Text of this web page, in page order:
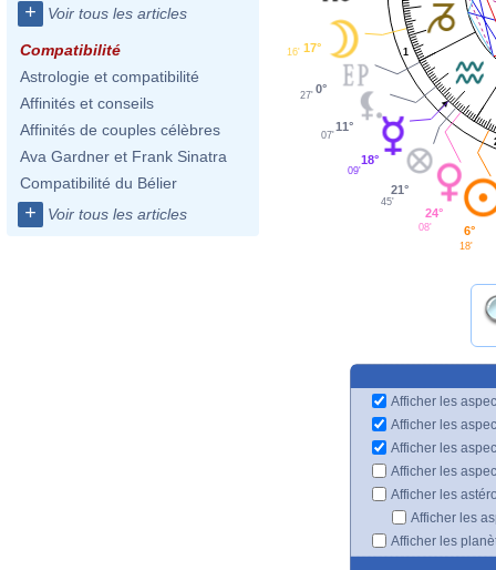
+ Voir tous les articles
Compatibilité
Astrologie et compatibilité
Affinités et conseils
Affinités de couples célèbres
Ava Gardner et Frank Sinatra
Compatibilité du Bélier
+ Voir tous les articles
1
17°
16'
0°
27'
11°
07'
18°
09'
21°
45'
24°
08' 6°
18'
Afficher les
Afficher les
Afficher les
Afficher les
Afficher les
Afficher les
Afficher les